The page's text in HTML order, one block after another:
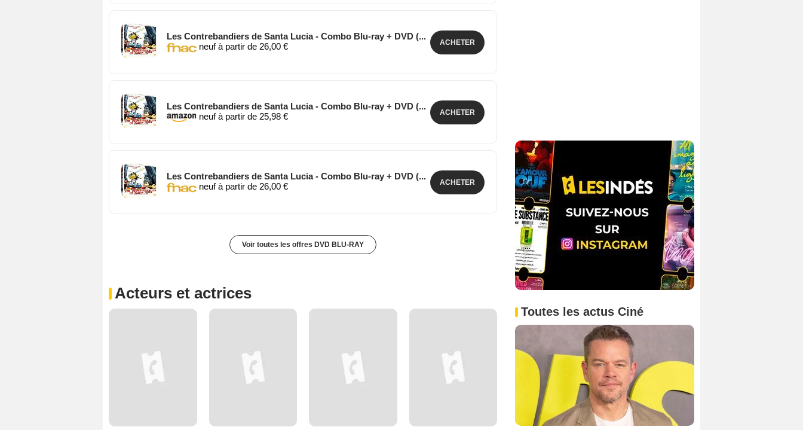
Les Contrebandiers de Santa Lucia - Combo Blu-ray + DVD (...
neuf à partir de 26,00 €
ACHETER
Les Contrebandiers de Santa Lucia - Combo Blu-ray + DVD (...
neuf à partir de 25,98 €
ACHETER
Les Contrebandiers de Santa Lucia - Combo Blu-ray + DVD (...
neuf à partir de 26,00 €
ACHETER
Voir toutes les offres DVD BLU-RAY
Acteurs et actrices
Toutes les actus Ciné